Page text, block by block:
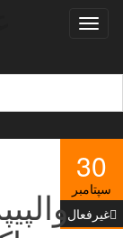
تغییر
30
سپتامبر
غیرفعال